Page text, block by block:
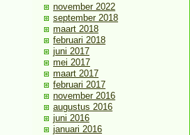
november 2022
september 2018
maart 2018
februari 2018
juni 2017
mei 2017
maart 2017
februari 2017
november 2016
augustus 2016
juni 2016
januari 2016